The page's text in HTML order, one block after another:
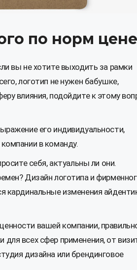
по норм цене
вы не хотите выходить за рамки
логотип не нужен бабушке,
влияния, подойдите к этому
его индивидуальности,
в команду.
себя, актуальны ли они.
Дизайн логотипа и
кардинальные изменения
вашей компании,
всех сфер применения, от
дизайна или брендинговое